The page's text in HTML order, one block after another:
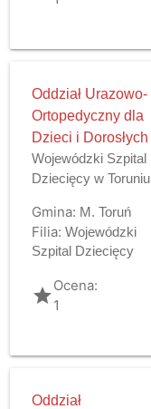
Oddział Urazowo-
Ortopedyczny dla
Dzieci i Dorosłych
Wojewódzki Szpital
Dziecięcy w Toruniu
Gmina: M. Toruń
Filia: Wojewódzki
Szpital Dziecięcy
gradeOcena:
1
Oddział